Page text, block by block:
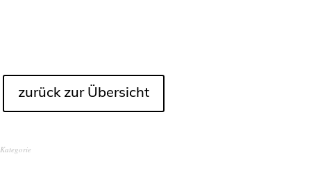
zurück zur Übersicht
Kategorie